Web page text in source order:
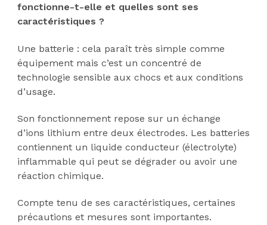
fonctionne-t-elle et quelles sont ses
caractéristiques ?
Une batterie : cela paraît très simple comme
équipement mais c’est un concentré de
technologie sensible aux chocs et aux conditions
d’usage.
Son fonctionnement repose sur un échange
d’ions lithium entre deux électrodes. Les batteries
contiennent un liquide conducteur (électrolyte)
inflammable qui peut se dégrader ou avoir une
réaction chimique.
Compte tenu de ses caractéristiques, certaines
précautions et mesures sont importantes.